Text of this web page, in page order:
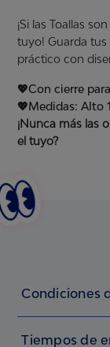
¡Si las Toallas
tuyo! Guarda tus
práctico con
💖Con cierre
💖Medidas:Alto
¡Nunca más las
el tuyo?
Condiciones
regístrate aquí
Tiempos de